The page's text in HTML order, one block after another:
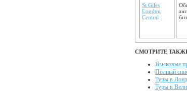
St Giles
London
Central
СМОТРИТЕ
Языковые
Полный
Туры в
Туры в